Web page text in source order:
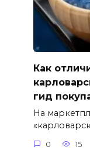
Как
гид
На
0 15